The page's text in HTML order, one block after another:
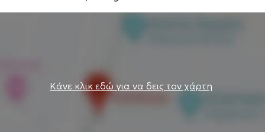
Κάνε κλικ εδώ για να δεις τον χάρτη